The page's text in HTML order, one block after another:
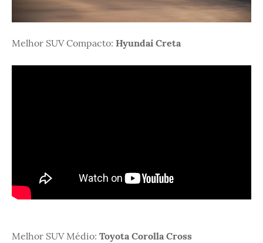
Melhor SUV Compacto: Hyundai Creta
Melhor SUV Médio: Toyota Corolla Cross